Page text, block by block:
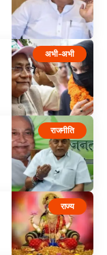
अभी-अभी
राजनीति
राज्य